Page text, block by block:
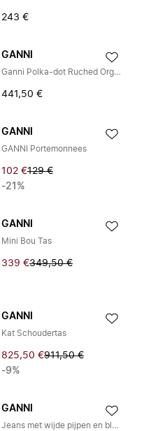
243 €
GANNI
Ganni Polka-dot Ruched Organza Midi Jurk
441,50 €
GANNI
GANNI Portemonnees
102 €129 €
-21%
GANNI
Mini Bou Tas
339 €349,50 €
GANNI
Kat Schoudertas
825,50 €911,50 €
-9%
GANNI
Jeans met wijde pijpen en bloemenborduurwerk